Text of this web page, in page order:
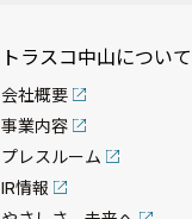
トラスコ中山について
会社概要
事業内容
プレスルーム
IR情報